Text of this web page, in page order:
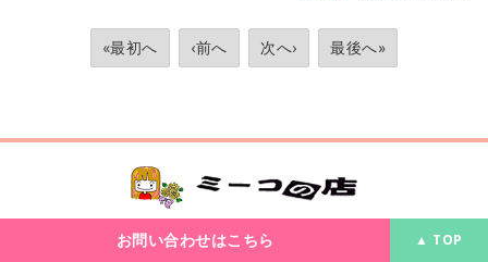
«最初へ ‹前へ 次へ› 最後へ»
お問い合わせはこちら ▲ TOP